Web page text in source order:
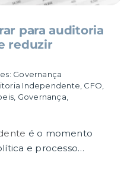
para auditoria
reduzir
Governança
Independente CFO
Governança
é o momento
e processo…